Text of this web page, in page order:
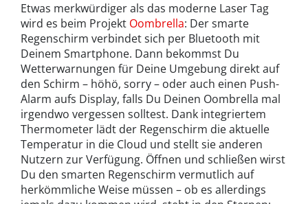
Etwas merkwürdiger als das moderne Laser Tag
wird es beim Projekt Oombrella: Der smarte
Regenschirm verbindet sich per Bluetooth mit
Deinem Smartphone. Dann bekommst Du
Wetterwarnungen für Deine Umgebung direkt auf
den Schirm – höhö, sorry – oder auch einen Push-
Alarm aufs Display, falls Du Deinen Oombrella mal
irgendwo vergessen solltest. Dank integriertem
Thermometer lädt der Regenschirm die aktuelle
Temperatur in die Cloud und stellt sie anderen
Nutzern zur Verfügung. Öffnen und schließen wirst
Du den smarten Regenschirm vermutlich auf
herkömmliche Weise müssen – ob es allerdings